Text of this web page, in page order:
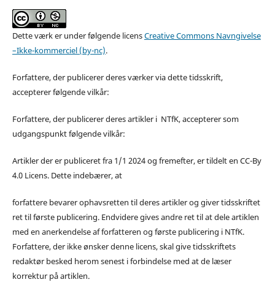
Dette værk er under følgende licensCreative Commons Navngivelse
–Ikke-kommerciel (by-nc).
Forfattere, der publicerer deres værker via dette tidsskrift,
accepterer følgende vilkår:
Forfattere, der publicerer deres artikler i NTfK, accepterer som
udgangspunkt følgende vilkår:
Artikler der er publiceret fra 1/1 2024 og fremefter, er tildelt en CC-By
4.0 Licens. Dette indebærer, at
forfattere bevarer ophavsretten til deres artikler og giver tidsskriftet
ret til første publicering. Endvidere gives andre ret til at dele artiklen
med en anerkendelse af forfatteren og første publicering i NTfK.
Forfattere, der ikke ønsker denne licens, skal give tidsskriftets
redaktør besked herom senest i forbindelse med at de læser
korrektur på artiklen.